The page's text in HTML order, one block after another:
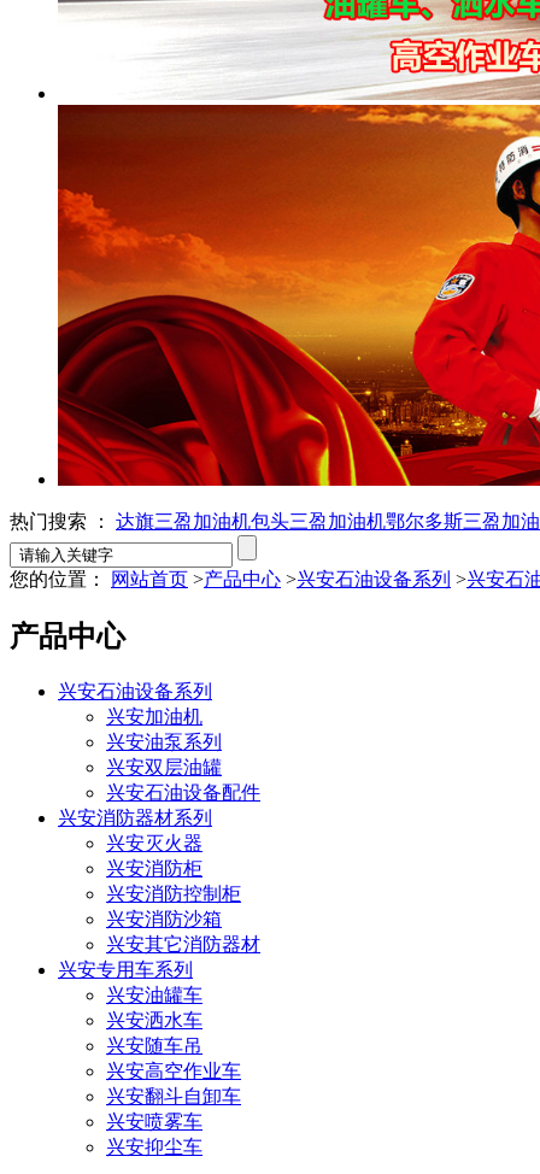
热门搜索 ： 达旗三盈加油机包头三盈加油机鄂尔多斯三盈加
您的位置： 网站首页 >产品中心 >兴安石油设备系列 >兴安石
产品中心
兴安石油设备系列
兴安加油机
兴安油泵系列
兴安双层油罐
兴安石油设备配件
兴安消防器材系列
兴安灭火器
兴安消防柜
兴安消防控制柜
兴安消防沙箱
兴安其它消防器材
兴安专用车系列
兴安油罐车
兴安洒水车
兴安随车吊
兴安高空作业车
兴安翻斗自卸车
兴安喷雾车
兴安抑尘车